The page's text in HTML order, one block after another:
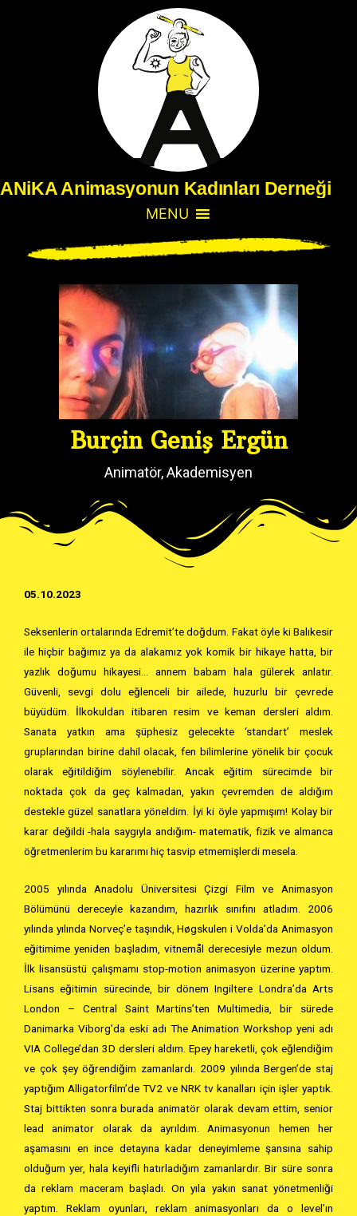
ANiKA Animasyonun Kadınları Derneği
MENU
Burçin Geniş Ergün
Animatör, Akademisyen
05.10.2023
Seksenlerin ortalarında Edremit’te doğdum. Fakat öyle ki Balıkesir
ile hiçbir bağımız ya da alakamız yok komik bir hikaye hatta, bir
yazlık doğumu hikayesi… annem babam hala gülerek anlatır.
Güvenli, sevgi dolu eğlenceli bir ailede, huzurlu bir çevrede
büyüdüm. İlkokuldan itibaren resim ve keman dersleri aldım.
Sanata yatkın ama şüphesiz gelecekte ‘standart’ meslek
gruplarından birine dahil olacak, fen bilimlerine yönelik bir çocuk
olarak eğitildiğim söylenebilir. Ancak eğitim sürecimde bir
noktada çok da geç kalmadan, yakın çevremden de aldığım
destekle güzel sanatlara yöneldim. İyi ki öyle yapmışım! Kolay bir
karar değildi -hala saygıyla andığım- matematik, fizik ve almanca
öğretmenlerim bu kararımı hiç tasvip etmemişlerdi mesela.
2005 yılında Anadolu Üniversitesi Çizgi Film ve Animasyon
Bölümünü dereceyle kazandım, hazırlık sınıfını atladım. 2006
yılında yılında Norveç’e taşındık, Høgskulen i Volda’da Animasyon
eğitimime yeniden başladım, vitnemål derecesiyle mezun oldum.
İlk lisansüstü çalışmamı stop-motion animasyon üzerine yaptım.
Lisans eğitimin sürecinde, bir dönem Ingiltere Londra’da Arts
London – Central Saint Martins’ten Multimedia, bir sürede
Danimarka Viborg’da eski adı The Animation Workshop yeni adı
VIA College’dan 3D dersleri aldım. Epey hareketli, çok eğlendiğim
ve çok şey öğrendiğim zamanlardı. 2009 yılında Bergen’de staj
yaptığım Alligatorfilm’de TV2 ve NRK tv kanalları için işler yaptık.
Staj bittikten sonra burada animatör olarak devam ettim, senior
lead animator olarak da ayrıldım. Animasyonun hemen her
aşamasını en ince detayına kadar deneyimleme şansına sahip
olduğum yer, hala keyifli hatırladığım zamanlardır. Bir süre sonra
da reklam maceram başladı. On yıla yakın sanat yönetmenliği
yaptım. Reklam oyunları, reklam animasyonları da o level’ın